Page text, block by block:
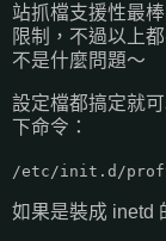
站抓檔支援性最
限制，不過以上
不是什麼問題～
設定檔都搞定就
下命令：
/etc/init.d/
如果是裝成 inetd